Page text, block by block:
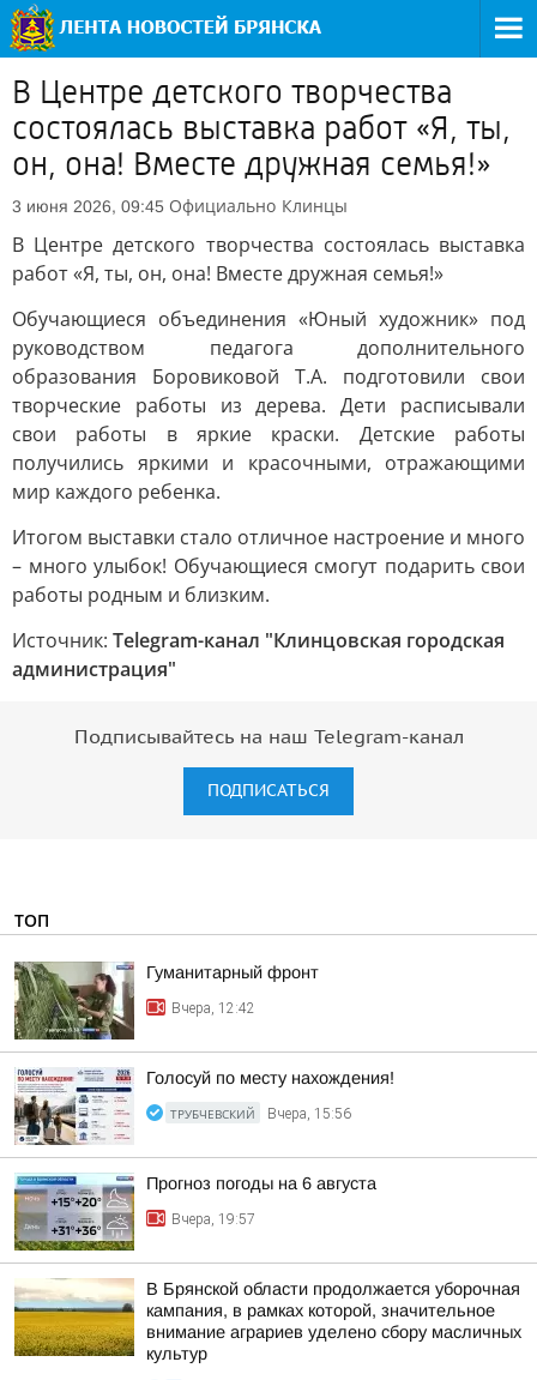
В Центре детского творчества
состоялась выставка работ «Я, ты,
он, она! Вместе дружная семья!»
3 июня 2026, 09:45 Официально Клинцы
В Центре детского творчества состоялась выставка
работ «Я, ты, он, она! Вместе дружная семья!»
Обучающиеся объединения «Юный художник» под
руководством педагога дополнительного
образования Боровиковой Т.А. подготовили свои
творческие работы из дерева. Дети расписывали
свои работы в яркие краски. Детские работы
получились яркими и красочными, отражающими
мир каждого ребенка.
Итогом выставки стало отличное настроение и много
– много улыбок! Обучающиеся смогут подарить свои
работы родным и близким.
Источник: Telegram-канал "Клинцовская городская
администрация"
Подписывайтесь на наш Telegram-канал
ПОДПИСАТЬСЯ
ТОП
Гуманитарный фронт
Вчера, 12:42
Голосуй по месту нахождения!
ТРУБЧЕВСКИЙ Вчера, 15:56
Прогноз погоды на 6 августа
Вчера, 19:57
В Брянской области продолжается уборочная
кампания, в рамках которой, значительное
внимание аграриев уделено сбору масличных
культур